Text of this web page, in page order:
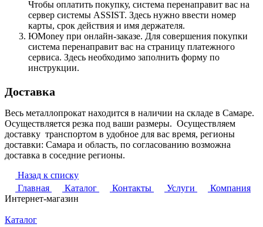
Чтобы оплатить покупку, система перенаправит вас на
сервер системы ASSIST. Здесь нужно ввести номер
карты, срок действия и имя держателя.
ЮMoney при онлайн-заказе. Для совершения покупки
система перенаправит вас на страницу платежного
сервиса. Здесь необходимо заполнить форму по
инструкции.
Доставка
Весь металлопрокат находится в наличии на складе в Самаре.
Осуществляется резка под ваши размеры. Осуществляем
доставку транспортом в удобное для вас время, регионы
доставки: Самара и область, по согласованию возможна
доставка в соседние регионы.
Назад к списку
Главная
Каталог Контакты Услуги
Компания
Интернет-магазин
Каталог